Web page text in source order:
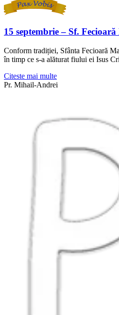
15 septembrie – Sf.
Conform tradiției, Sfânta Fecioară
în timp ce s-a alăturat fiului ei Isus
Citeste mai multe
Pr. Mihail-Andrei